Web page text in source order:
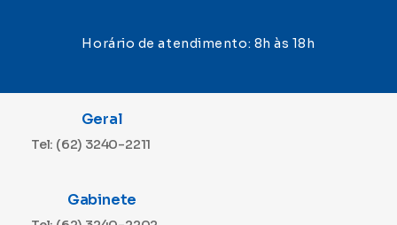
Horário de atendimento: 8h às 18h
Geral
Tel: (62) 3240-2211
Gabinete